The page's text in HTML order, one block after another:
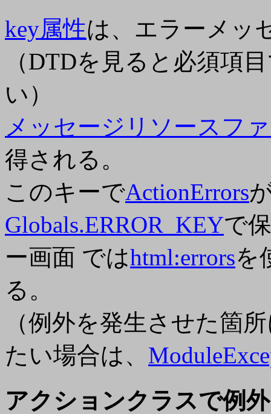
key属性は、エラーメッ
（DTDを見ると必須項
い）
メッセージリソースフ
得される。
このキーでActionErrors
Globals.ERROR_KEYで
ー画面 ではhtml:errorsを
る。
（例外を発生させた箇
たい場合は、
アクションクラスで例